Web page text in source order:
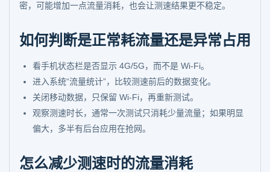
密，可能增加一点流量消耗，也会让测速结果更不稳定。
如何判断是正常耗流量还是异常占用
看手机状态栏是否显示 4G/5G，而不是 Wi-Fi。
进入系统“流量统计”，比较测速前后的数据变化。
关闭移动数据，只保留 Wi-Fi，再重新测试。
观察测速时长，通常一次测试只消耗少量流量；如果明显
偏大，多半有后台应用在抢网。
怎么减少测速时的流量消耗